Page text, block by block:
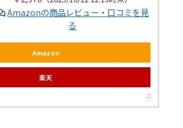
Amazonの商品レビュー・口コミを見
る
Amazon
楽天